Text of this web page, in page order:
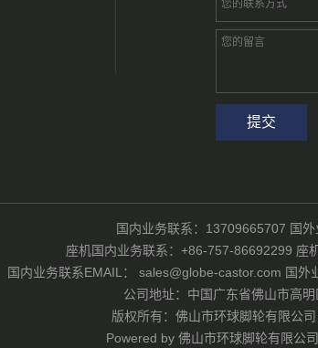
国内业务联系：13709665707 国
座机国内业务联系：+86-757-86692299 座
国内业务联系EMAIL： sales@globe-castor.com 国
公司地址：中国广东省佛山市高
版权所有：佛山市环球脚轮有限公司
Powered by 佛山市环球脚轮有限公司